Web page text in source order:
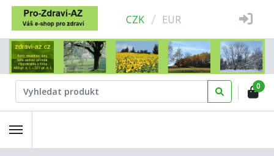
CZK / EUR
0